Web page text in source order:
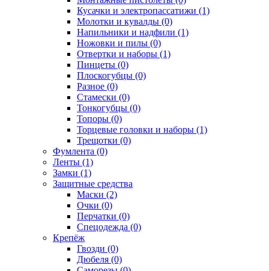
Кусачки и электропассатижи (1)
Молотки и кувалды (0)
Напильники и надфили (1)
Ножовки и пилы (0)
Отвертки и наборы (1)
Пинцеты (0)
Плоскогубцы (0)
Разное (0)
Стамески (0)
Тонкогубцы (0)
Топоры (0)
Торцевые головки и наборы (1)
Трещотки (0)
Фумлента (0)
Ленты (1)
Замки (1)
Защитные средства
Маски (2)
Очки (0)
Перчатки (0)
Спецодежда (0)
Крепёж
Гвозди (0)
Дюбеля (0)